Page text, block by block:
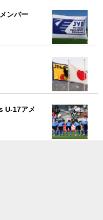
ンバー
U-17アメ